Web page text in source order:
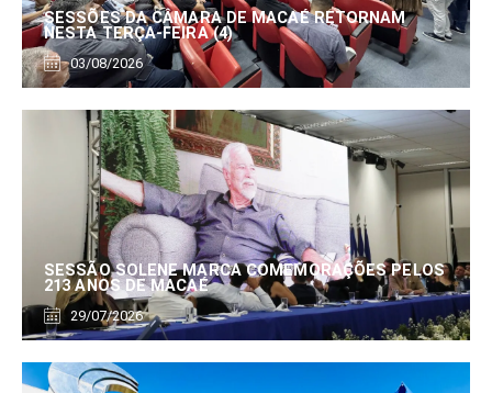
SESSÕES DA CÂMARA DE MACAÉ RETORNAM
NESTA TERÇA-FEIRA (4)
03/08/2026
SESSÃO SOLENE MARCA COMEMORAÇÕES PELOS
213 ANOS DE MACAÉ
29/07/2026